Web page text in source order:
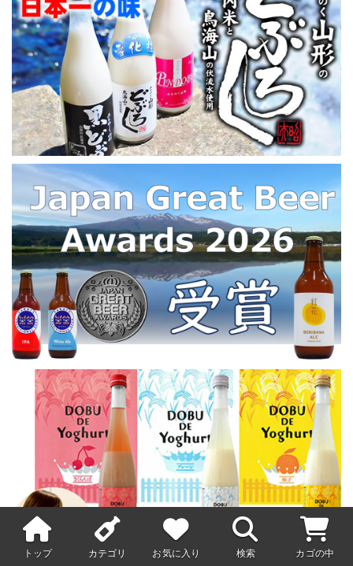
トップ カテゴリ お気に入り 検索 カゴの中